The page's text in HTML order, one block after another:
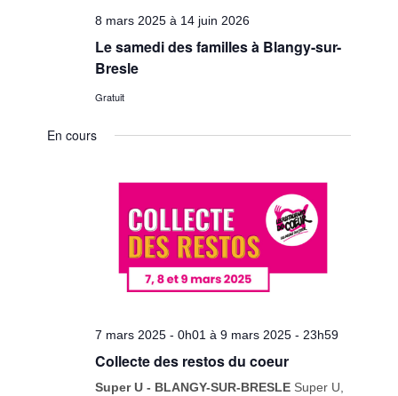
8 mars 2025 à 14 juin 2026
Le samedi des familles à Blangy-sur-
Bresle
Gratuit
En cours
7 mars 2025 - 0h01 à9 mars 2025 - 23h59
Collecte des restos du coeur
Super U - BLANGY-SUR-BRESLE Super U,